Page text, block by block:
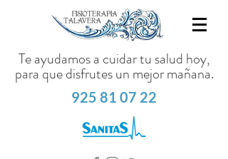
Te ayudamos a cuidar tu salud hoy,
para que disfrutes un mejor mañana.
925 81 07 22